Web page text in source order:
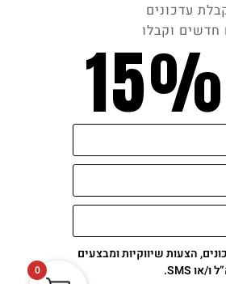
מאובטח
0
עדכונים
חדשים וקבלו
הצעות שיווקיות ומבצעים